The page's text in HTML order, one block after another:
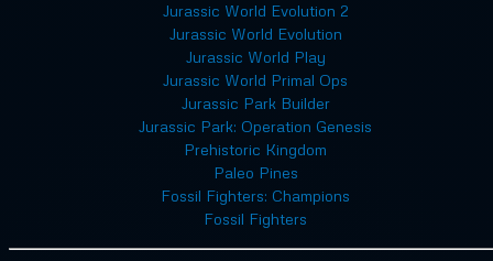
Jurassic World Evolution 2
Jurassic World Evolution
Jurassic World Play
Jurassic World Primal Ops
Jurassic Park Builder
Jurassic Park: Operation Genesis
Prehistoric Kingdom
Paleo Pines
Fossil Fighters: Champions
Fossil Fighters